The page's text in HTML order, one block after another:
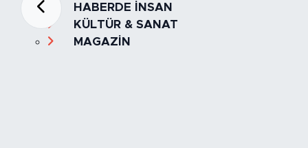
HABERDE İNSAN
KÜLTÜR & SANAT
MAGAZİN